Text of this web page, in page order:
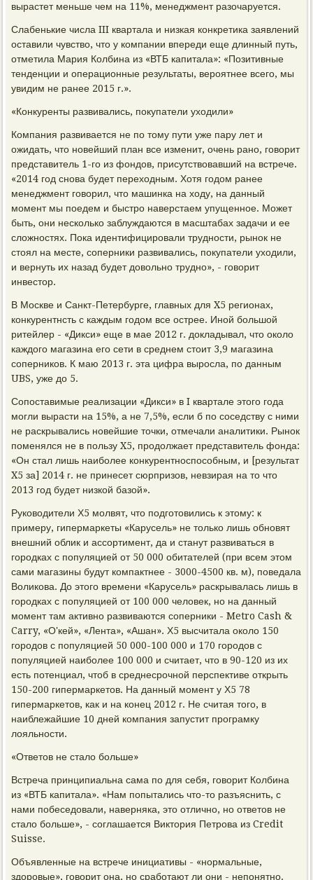
вырастет меньше чем на 11%, менеджмент разочаруется.
Слабенькие числа III квартала и низкая конкретика заявлений
оставили чувство, что у компании впереди еще длинный путь,
отметила Мария Колбина из «ВТБ капитала»: «Позитивные
тенденции и операционные результаты, вероятнее всего, мы
увидим не ранее 2015 г.».
«Конкуренты развивались, покупатели уходили»
Компания развивается не по тому пути уже пару лет и
ожидать, что новейший план все изменит, очень рано, говорит
представитель 1-го из фондов, присутствовавший на встрече.
«2014 год снова будет переходным. Хотя годом ранее
менеджмент говорил, что машинка на ходу, на данный
момент мы поедем и быстро наверстаем упущенное. Может
быть, они несколько заблуждаются в масштабах задачи и ее
сложностях. Пока идентифицировали трудности, рынок не
стоял на месте, соперники развивались, покупатели уходили,
и вернуть их назад будет довольно трудно», - говорит
инвестор.
В Москве и Санкт-Петербурге, главных для X5 регионах,
конкурентнсть с каждым годом все острее. Иной большой
ритейлер - «Дикси» еще в мае 2012 г. докладывал, что около
каждого магазина его сети в среднем стоит 3,9 магазина
соперников. К маю 2013 г. эта цифра выросла, по данным
UBS, уже до 5.
Сопоставимые реализации «Дикси» в I квартале этого года
могли вырасти на 15%, а не 7,5%, если б по соседству с ними
не раскрывались новейшие точки, отмечали аналитики. Рынок
поменялся не в пользу X5, продолжает представитель фонда:
«Он стал лишь наиболее конкурентноспособным, и [результат
X5 за] 2014 г. не принесет сюрпризов, невзирая на то что
2013 год будет низкой базой».
Руководители Х5 молвят, что подготовились к этому: к
примеру, гипермаркеты «Карусель» не только лишь обновят
внешний облик и ассортимент, да и станут развиваться в
городках с популяцией от 50 000 обитателей (при всем этом
сами магазины будут компактнее - 3000-4500 кв. м), поведала
Воликова. До этого времени «Карусель» раскрывалась лишь в
городках с популяцией от 100 000 человек, но на данный
момент там активно развиваются соперники - Metro Cash &
Carry, «О'кей», «Лента», «Ашан». Х5 высчитала около 150
городов с популяцией 50 000-100 000 и 170 городов с
популяцией наиболее 100 000 и считает, что в 90-120 из их
есть потенциал, чтоб в среднесрочной перспективе открыть
150-200 гипермаркетов. На данный момент у Х5 78
гипермаркетов, как и на конец 2012 г. Не считая того, в
наиблежайшие 10 дней компания запустит програмку
лояльности.
«Ответов не стало больше»
Встреча принципиальна сама по для себя, говорит Колбина
из «ВТБ капитала». «Нам попытались что-то разъяснить, с
нами побеседовали, наверняка, это отлично, но ответов не
стало больше», - соглашается Виктория Петрова из Credit
Suisse.
Объявленные на встрече инициативы - «нормальные,
здоровые», говорит она, но сработают ли они - непонятно.